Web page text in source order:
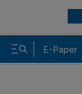
E-Paper